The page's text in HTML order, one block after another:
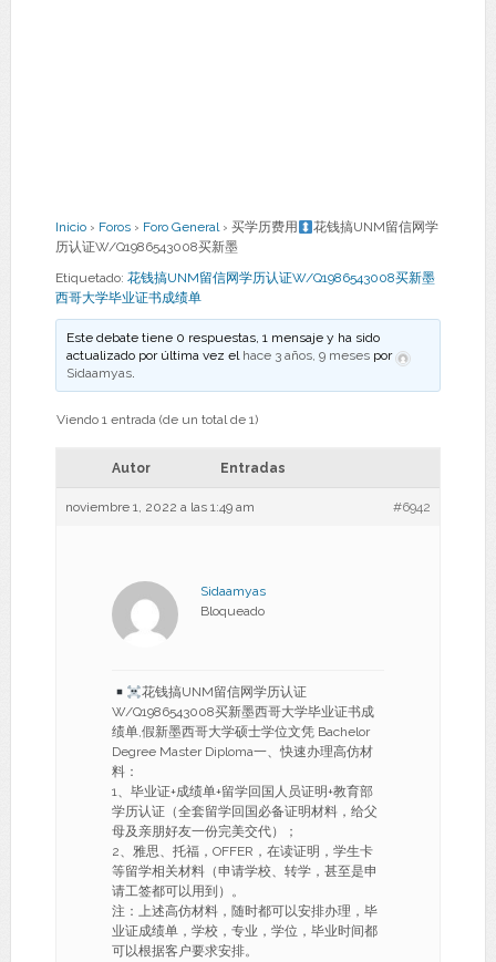
Inicio › Foros › Foro General › 买学历费用
花钱搞UNM留信网学
历认证W/Q1986543008买新墨
Etiquetado: 花钱搞UNM留信网学历认证W/Q1986543008买新墨
西哥大学毕业证书成绩单
Este debate tiene 0 respuestas, 1 mensaje y ha sido
actualizado por última vez el hace 3 años, 9 meses por
Sidaamyas.
Viendo 1 entrada (de un total de 1)
Autor Entradas
noviembre 1, 2022 a las 1:49 am #6942
Sidaamyas
Bloqueado
花钱搞UNM留信网学历认证
W/Q1986543008买新墨西哥大学毕业证书成
绩单,假新墨西哥大学硕士学位文凭 Bachelor
Degree Master Diploma一、快速办理高仿材
料：
1、毕业证+成绩单+留学回国人员证明+教育部
学历认证（全套留学回国必备证明材料，给父
母及亲朋好友一份完美交代）；
2、雅思、托福，OFFER，在读证明，学生卡
等留学相关材料（申请学校、转学，甚至是申
请工签都可以用到）。
注：上述高仿材料，随时都可以安排办理，毕
业证成绩单，学校，专业，学位，毕业时间都
可以根据客户要求安排。